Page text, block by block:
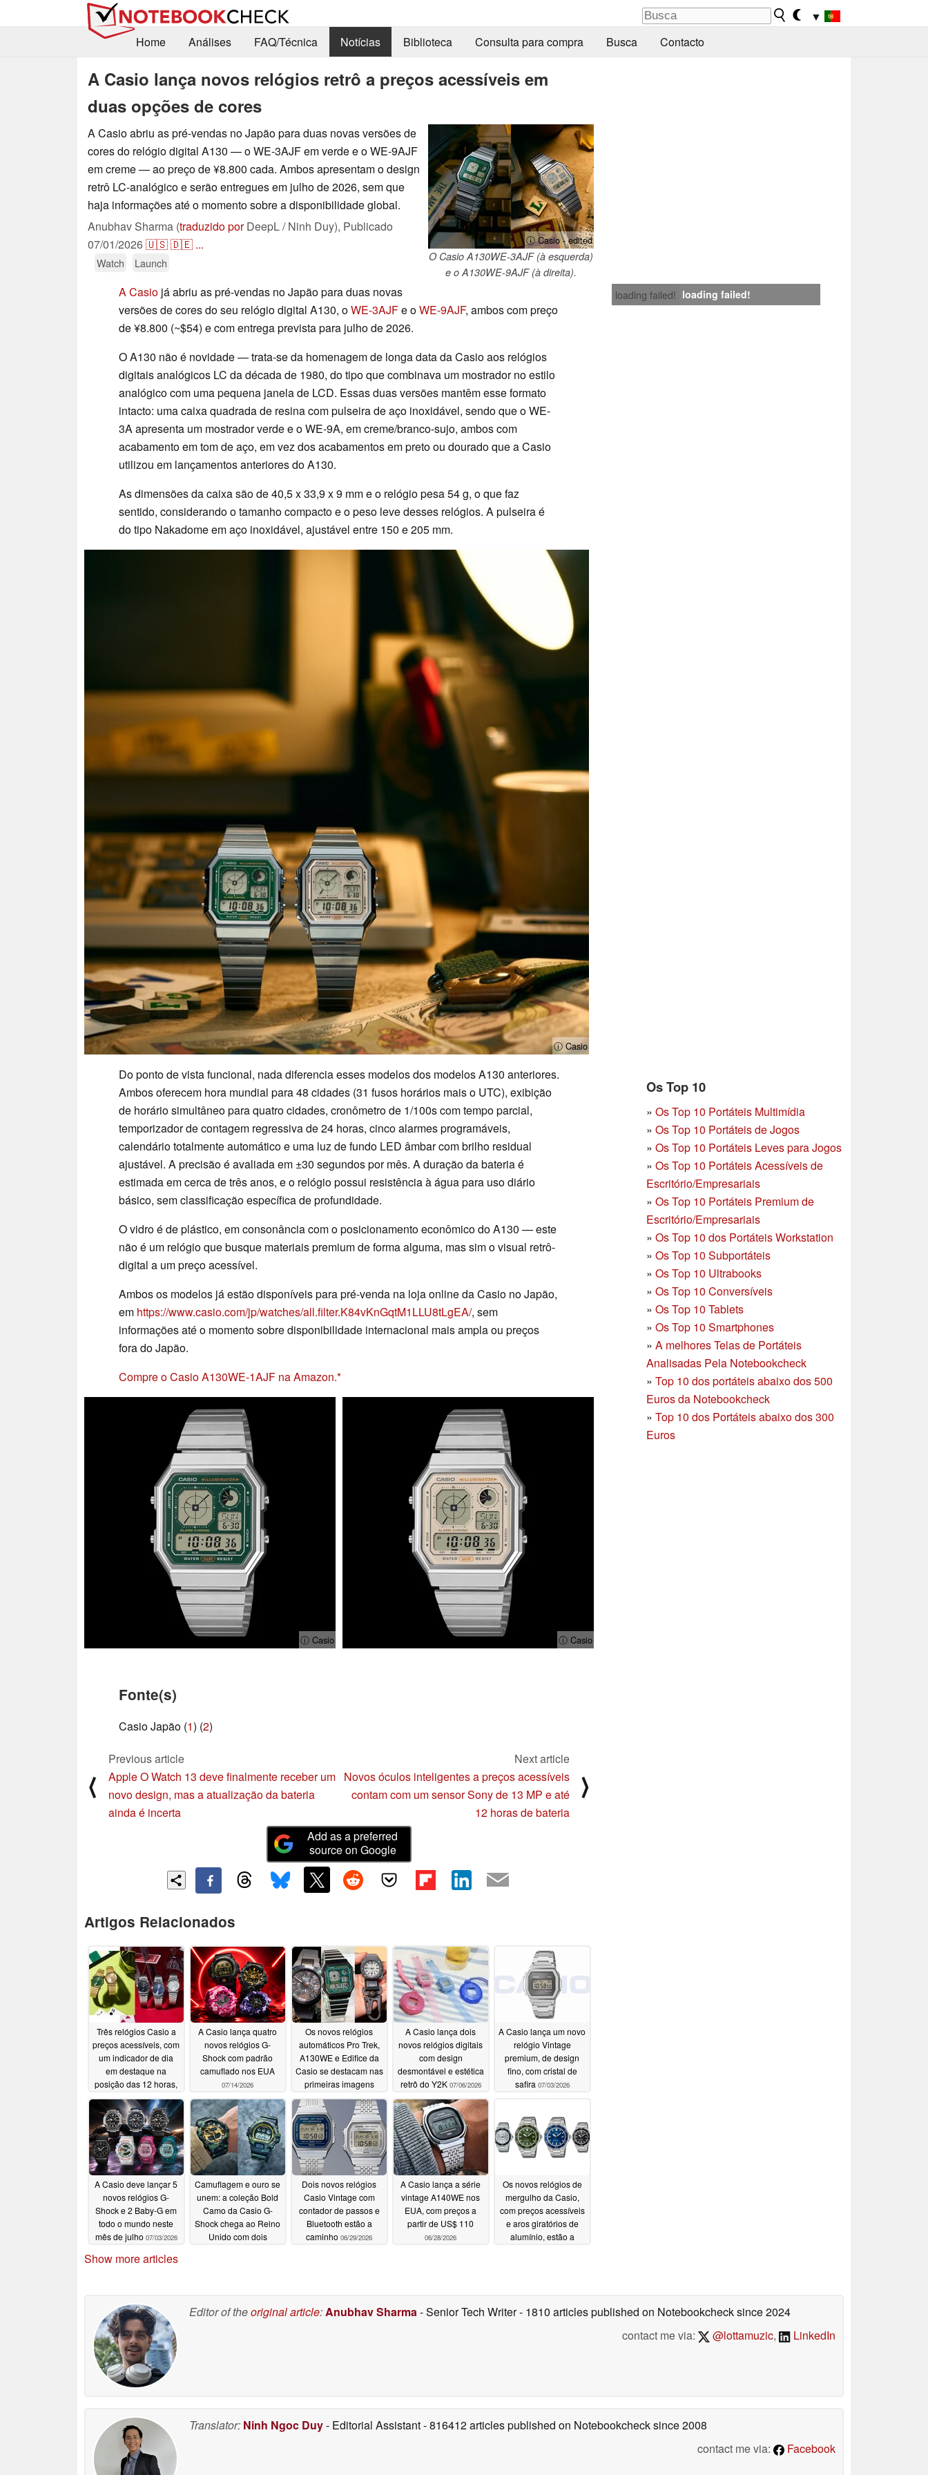
▼
Home
Análises FAQ/Técnica Notícias Biblioteca Consulta para compra Busca Contacto
A Casio lança novos relógios retrô a preços acessíveis em
duas opções de cores
ⓘ Casio - edited
O Casio A130WE-3AJF (à esquerda)
e o A130WE-9AJF (à direita).
A Casio abriu as pré-vendas no Japão para duas novas versões de
cores do relógio digital A130 — o WE-3AJF em verde e o WE-9AJF
em creme — ao preço de ¥8.800 cada. Ambos apresentam o design
retrô LC-analógico e serão entregues em julho de 2026, sem que
haja informações até o momento sobre a disponibilidade global.
Anubhav Sharma (traduzido porDeepL / Ninh Duy), Publicado
07/01/2026🇺🇸🇩🇪 ...
Watch Launch
loading failed! loading failed!
A Casio já abriu as pré-vendas no Japão para duas novas
versões de cores do seu relógio digital A130, oWE-3AJFe oWE-9AJF, ambos com preço
de ¥8.800 (~$54) e com entrega prevista para julho de 2026.
O A130 não é novidade — trata-se da homenagem de longa data da Casio aos relógios
digitais analógicos LC da década de 1980, do tipo que combinava um mostrador no estilo
analógico com uma pequena janela de LCD. Essas duas versões mantêm esse formato
intacto: uma caixa quadrada de resina com pulseira de aço inoxidável, sendo que o WE-
3A apresenta um mostrador verde e o WE-9A, em creme/branco-sujo, ambos com
acabamento em tom de aço, em vez dos acabamentos em preto ou dourado que a Casio
utilizou em lançamentos anteriores do A130.
As dimensões da caixa são de 40,5 x 33,9 x 9 mm e o relógio pesa 54 g, o que faz
sentido, considerando o tamanho compacto e o peso leve desses relógios. A pulseira é
do tipo Nakadome em aço inoxidável, ajustável entre 150 e 205 mm.
ⓘ Casio
Os Top 10
» Os Top 10 Portáteis Multimídia
» Os Top 10 Portáteis de Jogos
» Os Top 10 Portáteis Leves para Jogos
» Os Top 10 Portáteis Acessíveis de
Escritório/Empresariais
» Os Top 10 Portáteis Premium de
Escritório/Empresariais
» Os Top 10 dos Portáteis Workstation
» Os Top 10 Subportáteis
» Os Top 10 Ultrabooks
» Os Top 10 Conversíveis
» Os Top 10 Tablets
» Os Top 10 Smartphones
» A melhores Telas de Portáteis
Analisadas Pela Notebookcheck
» Top 10 dos portáteis abaixo dos 500
Euros da Notebookcheck
» Top 10 dos Portáteis abaixo dos 300
Euros
Do ponto de vista funcional, nada diferencia esses modelos dos modelos A130 anteriores.
Ambos oferecem hora mundial para 48 cidades (31 fusos horários mais o UTC), exibição
de horário simultâneo para quatro cidades, cronômetro de 1/100s com tempo parcial,
temporizador de contagem regressiva de 24 horas, cinco alarmes programáveis,
calendário totalmente automático e uma luz de fundo LED âmbar com brilho residual
ajustável. A precisão é avaliada em ±30 segundos por mês. A duração da bateria é
estimada em cerca de três anos, e o relógio possui resistência à água para uso diário
básico, sem classificação específica de profundidade.
O vidro é de plástico, em consonância com o posicionamento econômico do A130 — este
não é um relógio que busque materiais premium de forma alguma, mas sim o visual retrô-
digital a um preço acessível.
Ambos os modelos já estão disponíveis para pré-venda na loja online da Casio no Japão,
em https://www.casio.com/jp/watches/all.filter.K84vKnGqtM1LLU8tLgEA/, sem
informações até o momento sobre disponibilidade internacional mais ampla ou preços
fora do Japão.
Compre o Casio A130WE-1AJF na Amazon.
ⓘ Casio ⓘ Casio
Fonte(s)
Casio Japão (1) (2)
⟨
Previous article
Apple O Watch 13 deve finalmente receber um
novo design, mas a atualização da bateria
ainda é incerta
Next article
Novos óculos inteligentes a preços acessíveis
contam com um sensor Sony de 13 MP e até
12 horas de bateria
⟩
Add as a preferred
source on Google
Artigos Relacionados
Três relógios Casio a
preços acessíveis, com
um indicador de dia
em destaque na
posição das 12 horas,
chegam aos EUA
07/15/2026
A Casio lança quatro
novos relógios G-
Shock com padrão
camuflado nos EUA
07/14/2026
Os novos relógios
automáticos Pro Trek,
A130WE e Edifice da
Casio se destacam nas
primeiras imagens
reais07/07/2026
A Casio lança dois
novos relógios digitais
com design
desmontável e estética
retrô do Y2K 07/06/2026
A Casio lança um novo
relógio Vintage
premium, de design
fino, com cristal de
safira 07/03/2026
A Casio deve lançar 5
novos relógios G-
Shock e 2 Baby-G em
todo o mundo neste
mês de julho 07/03/2026
Camuflagem e ouro se
unem: a coleção Bold
Camo da Casio G-
Shock chega ao Reino
Unido com dois
Dois novos relógios
Casio Vintage com
contador de passos e
Bluetooth estão a
caminho 06/29/2026
A Casio lança a série
vintage A140WE nos
EUA, com preços a
partir de US$ 110
06/28/2026
Os novos relógios de
mergulho da Casio,
com preços acessíveis
e aros giratórios de
alumínio, estão a
Show more articles
Editor of theoriginal article:Anubhav Sharma- Senior Tech Writer- 1810 articles published on Notebookchecksince 2024
contact me via:
@lottamuzic, LinkedIn
Translator: Ninh Ngoc Duy- Editorial Assistant- 816412 articles published on Notebookchecksince 2008
contact me via:
Facebook